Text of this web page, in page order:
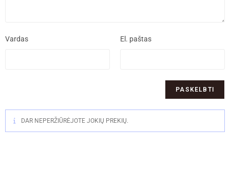
Vardas El. paštas
DAR NEPERŽIŪRĖJOTE JOKIŲ PREKIŲ.